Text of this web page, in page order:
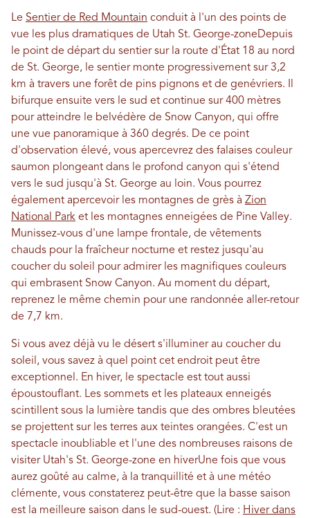
Le Sentier de Red Mountain conduit à l'un des points de
vue les plus dramatiques de Utah St. George-zoneDepuis
le point de départ du sentier sur la route d'État 18 au nord
de St. George, le sentier monte progressivement sur 3,2
km à travers une forêt de pins pignons et de genévriers. Il
bifurque ensuite vers le sud et continue sur 400 mètres
pour atteindre le belvédère de Snow Canyon, qui offre
une vue panoramique à 360 degrés. De ce point
d'observation élevé, vous apercevrez des falaises couleur
saumon plongeant dans le profond canyon qui s'étend
vers le sud jusqu'à St. George au loin. Vous pourrez
également apercevoir les montagnes de grès à Zion
National Park et les montagnes enneigées de Pine Valley.
Munissez-vous d'une lampe frontale, de vêtements
chauds pour la fraîcheur nocturne et restez jusqu'au
coucher du soleil pour admirer les magnifiques couleurs
qui embrasent Snow Canyon. Au moment du départ,
reprenez le même chemin pour une randonnée aller-retour
de 7,7 km.
Si vous avez déjà vu le désert s'illuminer au coucher du
soleil, vous savez à quel point cet endroit peut être
exceptionnel. En hiver, le spectacle est tout aussi
époustouflant. Les sommets et les plateaux enneigés
scintillent sous la lumière tandis que des ombres bleutées
se projettent sur les terres aux teintes orangées. C'est un
spectacle inoubliable et l'une des nombreuses raisons de
visiter Utah's St. George-zone en hiverUne fois que vous
aurez goûté au calme, à la tranquillité et à une météo
clémente, vous constaterez peut-être que la basse saison
est la meilleure saison dans le sud-ouest. (Lire : Hiver dans